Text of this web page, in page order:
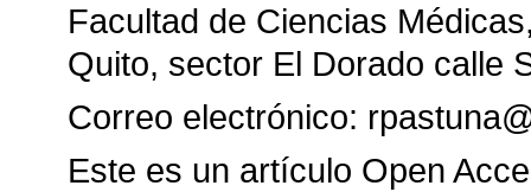
Facultad de Ciencias
Quito, sector El Dorado calle
Correo electrónico:
Este es un artículo Open